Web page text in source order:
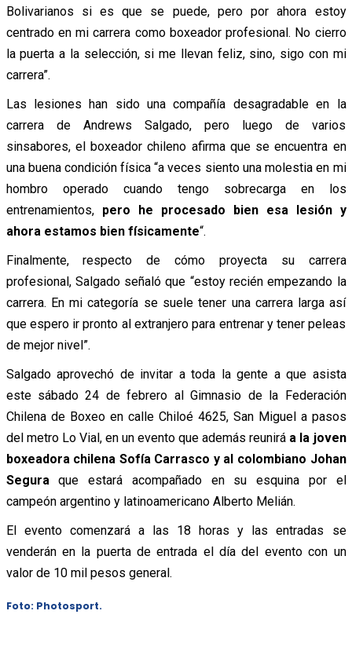
Bolivarianos si es que se puede, pero por ahora estoy
centrado en mi carrera como boxeador profesional. No cierro
la puerta a la selección, si me llevan feliz, sino, sigo con mi
carrera”.
Las lesiones han sido una compañía desagradable en la
carrera de Andrews Salgado, pero luego de varios
sinsabores, el boxeador chileno afirma que se encuentra en
una buena condición física “a veces siento una molestia en mi
hombro operado cuando tengo sobrecarga en los
entrenamientos, pero he procesado bien esa lesión y
ahora estamos bien físicamente“.
Finalmente, respecto de cómo proyecta su carrera
profesional, Salgado señaló que “estoy recién empezando la
carrera. En mi categoría se suele tener una carrera larga así
que espero ir pronto al extranjero para entrenar y tener peleas
de mejor nivel”.
Salgado aprovechó de invitar a toda la gente a que asista
este sábado 24 de febrero al Gimnasio de la Federación
Chilena de Boxeo en calle Chiloé 4625, San Miguel a pasos
del metro Lo Vial, en un evento que además reunirá a la joven
boxeadora chilena Sofía Carrasco y al colombiano Johan
Segura que estará acompañado en su esquina por el
campeón argentino y latinoamericano Alberto Melián.
El evento comenzará a las 18 horas y las entradas se
venderán en la puerta de entrada el día del evento con un
valor de 10 mil pesos general.
Foto: Photosport.